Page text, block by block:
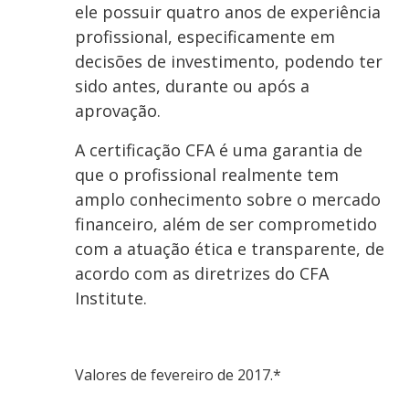
ele possuir quatro anos de experiência
profissional, especificamente em
decisões de investimento, podendo ter
sido antes, durante ou após a
aprovação.
A certificação CFA é uma garantia de
que o profissional realmente tem
amplo conhecimento sobre o mercado
financeiro, além de ser comprometido
com a atuação ética e transparente, de
acordo com as diretrizes do CFA
Institute.
Valores de fevereiro de 2017.*